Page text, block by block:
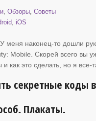
,Обзоры,Советы
, iOS
меня наконец-то дошли
Mobile. Скорей всего вы
как это сделать, но я все-
секретные коды
Плакаты.